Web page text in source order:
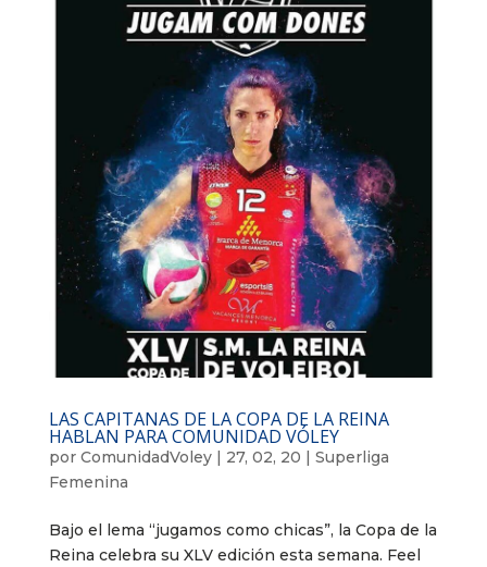
LAS CAPITANAS DE LA COPA DE LA REINA
HABLAN PARA COMUNIDAD VÓLEY
por ComunidadVoley| 27, 02, 20 | Superliga
Femenina
Bajo el lema “jugamos como chicas”, la Copa de la
Reina celebra su XLV edición esta semana. Feel